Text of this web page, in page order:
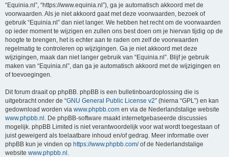
“Equinia.nl”, “https://www.equinia.nl”), ga je automatisch akkoord met de
voorwaarden. Als je niet akkoord gaat met deze voorwaarden, bezoek of
gebruik “Equinia.nl” dan niet langer. We hebben het recht om de voorwaarden
op ieder moment te wijzigen en zullen ons best doen om je hiervan tijdig op de
hoogte te brengen, het is echter aan te raden om zelf de voorwaarden
regelmatig te controleren op wijzigingen. Ga je niet akkoord met deze
wijzigingen, maak dan niet langer gebruik van “Equinia.nl”. Blijf je gebruik
maken van “Equinia.nl”, dan ga je automatisch akkoord met de wijzigingen en
of toevoegingen.
Dit forum draait op phpBB. phpBB is een bulletinboardoplossing die is
uitgebracht onder de “GNU General Public License v2” (hierna “GPL”) en kan
gedownload worden via www.phpbb.com en via de Nederlandstalige website
www.phpbb.nl . De phpBB-software maakt internetgebaseerde discussies
mogelijk. phpBB Limited is niet verantwoordelijk voor wat wordt toegestaan of
juist geweigerd als toelaatbare inhoud en/of gedrag. Meer informatie over
phpBB kun je vinden op https://www.phpbb.com/of de Nederlandstalige
website www.phpbb.nl .